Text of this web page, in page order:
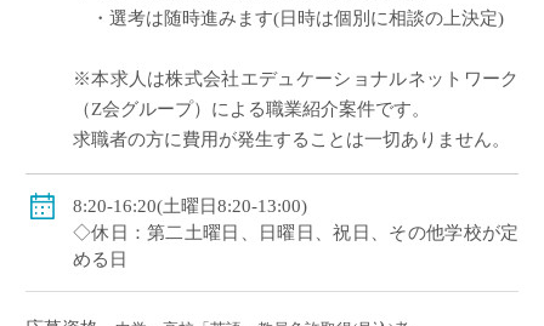
・選考は随時進みます(日時は個別に相談の上決定)
※本求人は株式会社エデュケーショナルネットワーク
（Z会グループ）による職業紹介案件です。
求職者の方に費用が発生することは一切ありません。
8:20-16:20(土曜日8:20-13:00)
◇休日：第二土曜日、日曜日、祝日、その他学校が定
める日